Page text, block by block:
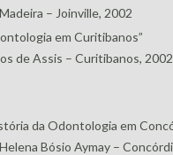
– Joinville, 2002
em Curitibanos”
de Assis – Curitibanos, 2002
da Odontologia em
Bósio Aymay –